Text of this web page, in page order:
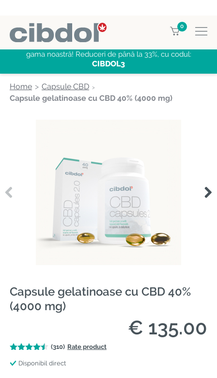
0
CUMPĂRĂ 3, PLĂTEȘTE PENTRU 2
gama noastră! Reduceri de până la 33%, cu codul:
CIBDOL3
Home
Capsule CBD
Capsule gelatinoase cu CBD 40% (4000 mg)
Capsule gelatinoase cu CBD 40%
(4000 mg)
€ 135.00
(310) Rate product
Disponibil direct